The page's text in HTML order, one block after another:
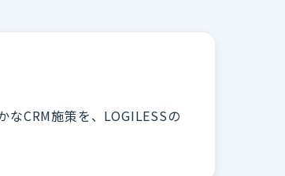
CRM施策を、LOGILESSの